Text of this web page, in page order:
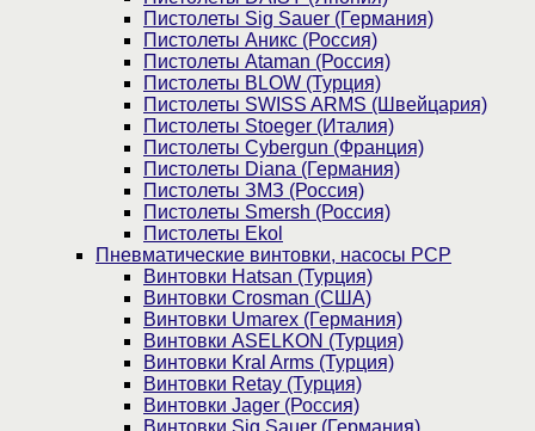
Пистолеты Sig Sauer (Германия)
Пистолеты Аникс (Россия)
Пистолеты Ataman (Россия)
Пистолеты BLOW (Турция)
Пистолеты SWISS ARMS (Швейцария)
Пистолеты Stoeger (Италия)
Пистолеты Cybergun (Франция)
Пистолеты Diana (Германия)
Пистолеты ЗМЗ (Россия)
Пистолеты Smersh (Россия)
Пистолеты Ekol
Пневматические винтовки, насосы PCP
Винтовки Hatsan (Турция)
Винтовки Crosman (США)
Винтовки Umarex (Германия)
Винтовки ASELKON (Турция)
Винтовки Kral Arms (Турция)
Винтовки Retay (Турция)
Винтовки Jager (Россия)